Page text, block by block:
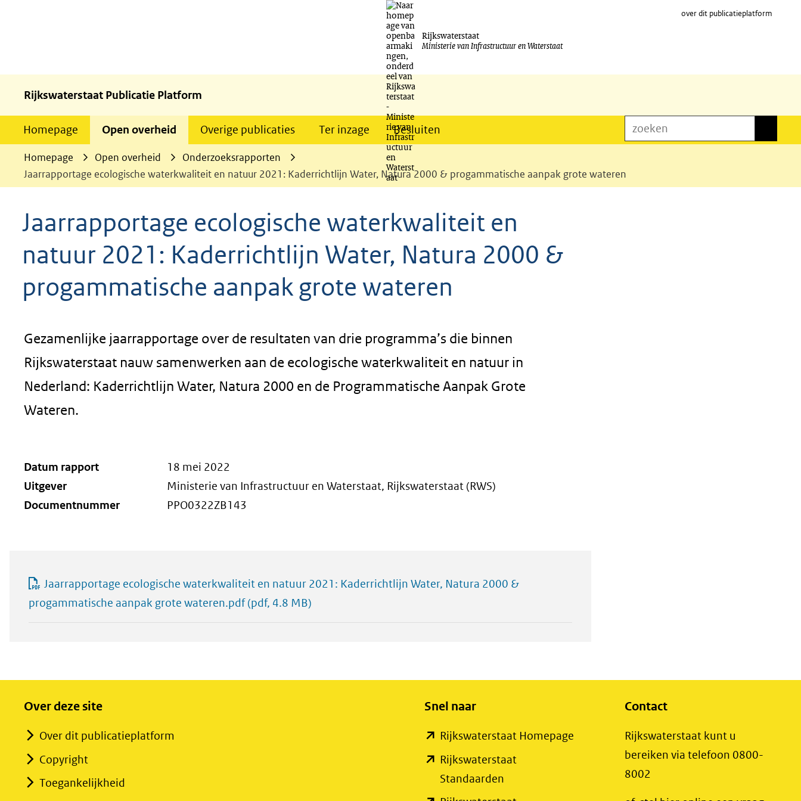
Ga
naar
inhoud
Rijkswaterstaat
Ministerie van Infrastructuur en Waterstaat
over dit publicatieplatform
Rijkswaterstaat Publicatie Platform
Homepage Open overheid Overige publicaties Ter inzage Besluiten zoeken
Homepage Open overheid
Onderzoeksrapporten
Jaarrapportage ecologische waterkwaliteit en natuur 2021: Kaderrichtlijn Water, Natura 2000 & progammatische aanpak grote wateren
Jaarrapportage ecologische waterkwaliteit en
natuur 2021: Kaderrichtlijn Water, Natura 2000 &
progammatische aanpak grote wateren
Gezamenlijke jaarrapportage over de resultaten van drie programma’s die binnen
Rijkswaterstaat nauw samenwerken aan de ecologische waterkwaliteit en natuur in
Nederland: Kaderrichtlijn Water, Natura 2000 en de Programmatische Aanpak Grote
Wateren.
Datum rapport
18 mei 2022
Uitgever
Ministerie van Infrastructuur en Waterstaat, Rijkswaterstaat (RWS)
Documentnummer
PPO0322ZB143
Jaarrapportage ecologische waterkwaliteit en natuur 2021: Kaderrichtlijn Water, Natura 2000 &
progammatische aanpak grote wateren.pdf(pdf, 4.8 MB)
Over deze site
Over dit publicatieplatform
Copyright
Toegankelijkheid
Snel naar
Rijkswaterstaat Homepage
Rijkswaterstaat
Standaarden
in
Contact
Rijkswaterstaat kunt u
bereiken via telefoon 0800-
8002